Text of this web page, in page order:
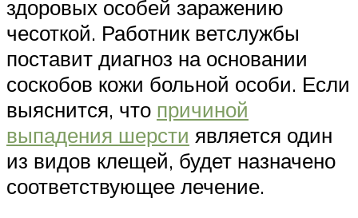
здоровых особей заражению
чесоткой. Работник ветслужбы
поставит диагноз на основании
соскобов кожи больной особи. Если
выяснится, что причиной
выпадения шерсти является один
из видов клещей, будет назначено
соответствующее лечение.